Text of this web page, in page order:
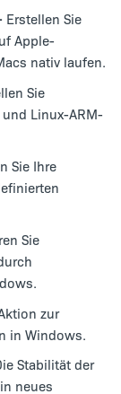
Erstellen Sie
Apple-
nativ laufen.
Sie
Linux-ARM-
Sie Ihre
Sie
zur
in Windows.
Stabilität der
neues